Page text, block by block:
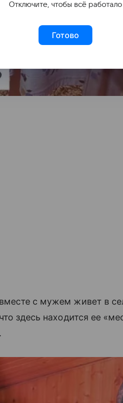
с мужем живет в
здесь находится ее
Отключите, чтобы всё работало
Готово